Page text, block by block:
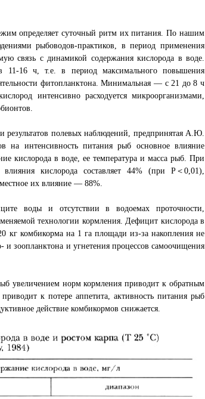
определяет суточный ритм их питания. По нашим
рыбоводов-практиков, в период применения
связь с динамикой содержания кислорода в воде.
11-16 ч, т.е. в период максимального повышения
фитопланктона. Минимальная — с 21 до 8 ч
интенсивно расходуется микроорганизмами,
результатов полевых наблюдений, предпринятая А.Ю.
на интенсивность питания рыб основное влияние
кислорода в воде, ее температура и масса рыб. При
кислорода составляет 44% (при Р＜0,01),
их влияние — 88%.
воды и отсутствии в водоемах проточности,
технологии кормления. Дефицит кислорода в
кг комбикорма на 1 га площади из-за накопления не
и зоопланктона и угнетения процессов самоочищения
увеличением норм кормления приводит к обратным
к потере аппетита, активность питания рыб
действие комбикормов снижается.